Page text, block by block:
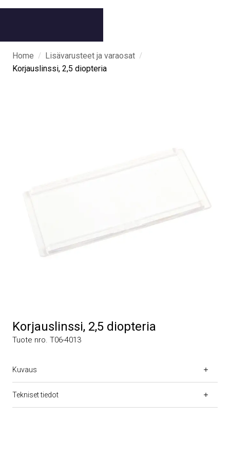
Home / Lisävarusteet ja varaosat /
Korjauslinssi, 2,5 diopteria
Korjauslinssi, 2,5 diopteria
Tuote nro. T06-4013
Kuvaus
Tekniset tiedot